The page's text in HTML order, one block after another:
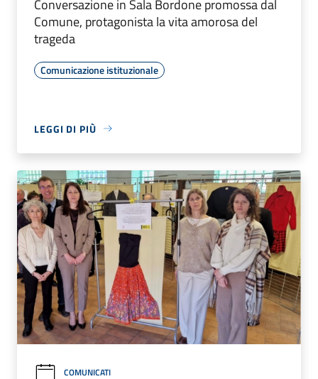
Conversazione in Sala Bordone promossa dal
Comune, protagonista la vita amorosa del
trageda
Comunicazione istituzionale
LEGGI DI PIÙ
COMUNICATI